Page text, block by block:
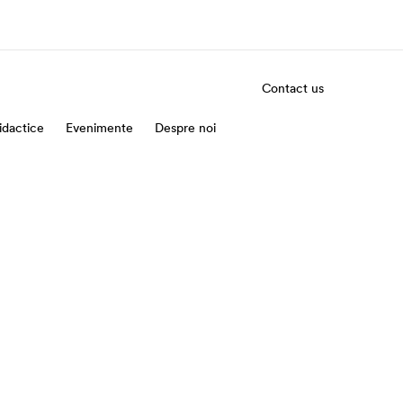
Careers
Contact us
Evenimente Despre noi